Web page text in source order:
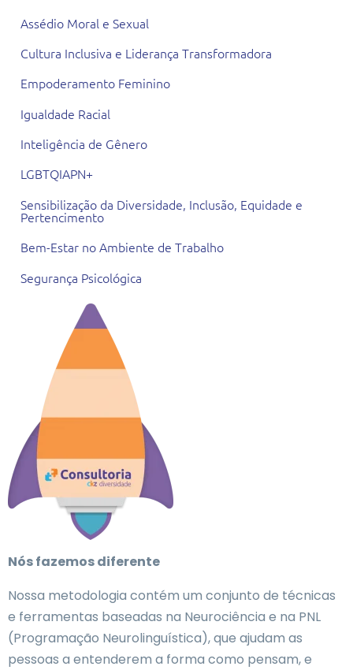
Assédio Moral e Sexual
Cultura Inclusiva e Liderança Transformadora
Empoderamento Feminino
Igualdade Racial
Inteligência de Gênero
LGBTQIAPN+
Sensibilização da Diversidade, Inclusão, Equidade e
Pertencimento
Bem-Estar no Ambiente de Trabalho
Segurança Psicológica
Nós fazemos diferente
Nossa metodologia contém um conjunto de técnicas
e ferramentas baseadas na Neurociência e na PNL
(Programação Neurolinguística), que ajudam as
pessoas a entenderem a forma como pensam, e